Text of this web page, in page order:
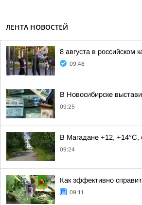
ЛЕНТА НОВОСТЕЙ
8 августа в российском
09:48
В Новосибирске
09:25
В Магадане +12, +14°C,
09:24
Как эффективно
09:11